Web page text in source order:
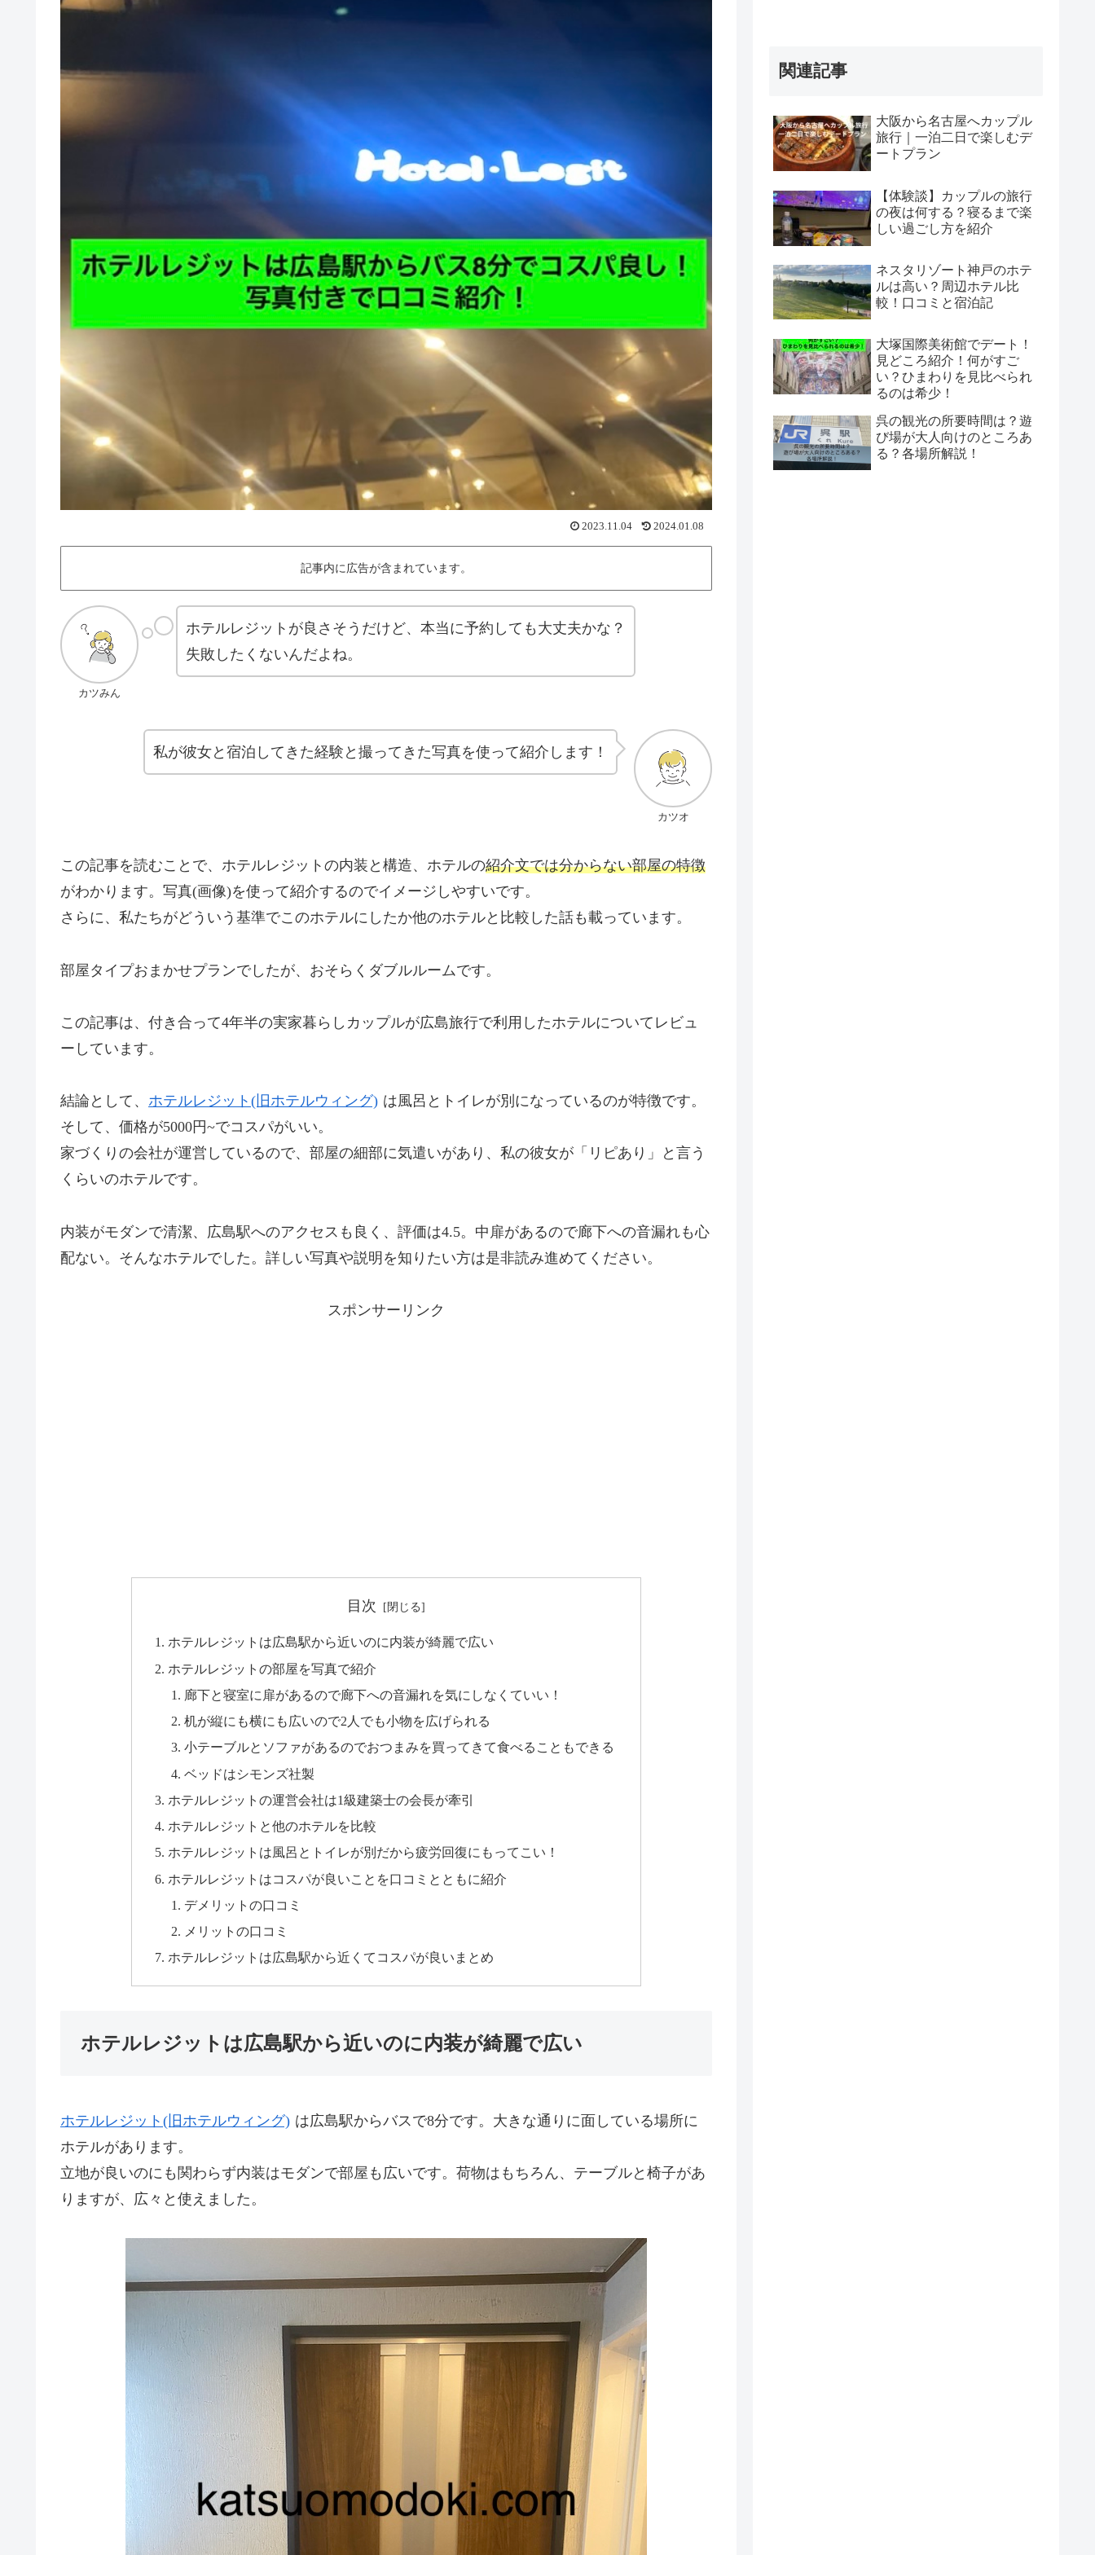
2023.11.04 2024.01.08
記事内に広告が含まれています。
カツみん
ホテルレジットが良さそうだけど、本当に予約しても大丈夫かな？
失敗したくないんだよね。
カツオ
私が彼女と宿泊してきた経験と撮ってきた写真を使って紹介します！
この記事を読むことで、ホテルレジットの内装と構造、ホテルの紹介文では分からない部屋の特徴
がわかります。写真(画像)を使って紹介するのでイメージしやすいです。
さらに、私たちがどういう基準でこのホテルにしたか他のホテルと比較した話も載っています。
部屋タイプおまかせプランでしたが、おそらくダブルルームです。
この記事は、付き合って4年半の実家暮らしカップルが広島旅行で利用したホテルについてレビュ
ーしています。
結論として、 ホテルレジット(旧ホテルウィング) は風呂とトイレが別になっているのが特徴です。
そして、価格が5000円~でコスパがいい。
家づくりの会社が運営しているので、部屋の細部に気遣いがあり、私の彼女が「リピあり」と言う
くらいのホテルです。
内装がモダンで清潔、広島駅へのアクセスも良く、評価は4.5。中扉があるので廊下への音漏れも心
配ない。そんなホテルでした。詳しい写真や説明を知りたい方は是非読み進めてください。
スポンサーリンク
目次
ホテルレジットは広島駅から近いのに内装が綺麗で広い
ホテルレジットの部屋を写真で紹介
廊下と寝室に扉があるので廊下への音漏れを気にしなくていい！
机が縦にも横にも広いので2人でも小物を広げられる
小テーブルとソファがあるのでおつまみを買ってきて食べることもできる
ベッドはシモンズ社製
ホテルレジットの運営会社は1級建築士の会長が牽引
ホテルレジットと他のホテルを比較
ホテルレジットは風呂とトイレが別だから疲労回復にもってこい！
ホテルレジットはコスパが良いことを口コミとともに紹介
デメリットの口コミ
メリットの口コミ
ホテルレジットは広島駅から近くてコスパが良いまとめ
ホテルレジットは広島駅から近いのに内装が綺麗で広い
ホテルレジット(旧ホテルウィング) は広島駅からバスで8分です。大きな通りに面している場所に
ホテルがあります。
立地が良いのにも関わらず内装はモダンで部屋も広いです。荷物はもちろん、テーブルと椅子があ
りますが、広々と使えました。
関連記事
大阪から名古屋へカップル
旅行｜一泊二日で楽しむデ
ートプラン
【体験談】カップルの旅行
の夜は何する？寝るまで楽
しい過ごし方を紹介
ネスタリゾート神戸のホテ
ルは高い？周辺ホテル比
較！口コミと宿泊記
大塚国際美術館でデート！
見どころ紹介！何がすご
い？ひまわりを見比べられ
るのは希少！
呉の観光の所要時間は？遊
び場が大人向けのところあ
る？各場所解説！